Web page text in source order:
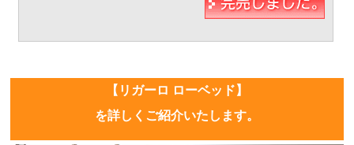
【リガーロ ローベッド】
を詳しくご紹介いたします。